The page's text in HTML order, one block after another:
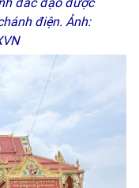
điện. Ảnh: